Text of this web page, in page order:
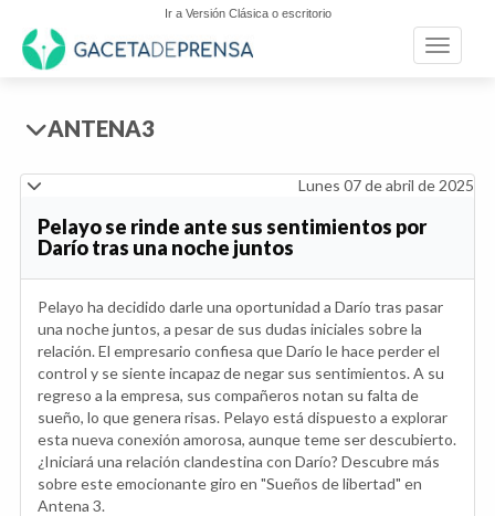
Ir a Versión Clásica o escritorio
Toggle
ANTENA3
Lunes 07 de abril de 2025
Pelayo se rinde ante sus sentimientos por
Darío tras una noche juntos
Pelayo ha decidido darle una oportunidad a Darío tras pasar
una noche juntos, a pesar de sus dudas iniciales sobre la
relación. El empresario confiesa que Darío le hace perder el
control y se siente incapaz de negar sus sentimientos. A su
regreso a la empresa, sus compañeros notan su falta de
sueño, lo que genera risas. Pelayo está dispuesto a explorar
esta nueva conexión amorosa, aunque teme ser descubierto.
¿Iniciará una relación clandestina con Darío? Descubre más
sobre este emocionante giro en "Sueños de libertad" en
Antena 3.